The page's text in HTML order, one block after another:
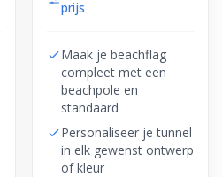
prijs
Maak je beachflag
compleet met een
beachpole en
standaard
Personaliseer je tunnel
in elk gewenst ontwerp
of kleur